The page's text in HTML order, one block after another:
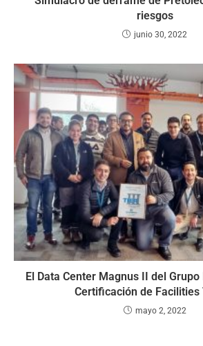
riesgos
junio 30, 2022
El Data Center Magnus II del
Certificación de Facilities
mayo 2, 2022